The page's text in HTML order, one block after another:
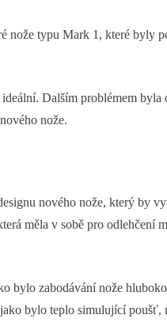
typu Mark 1, které byly
Dalším problémem
nože.
nového nože, který by
měla v sobě pro odlehčení
bylo zabodávání nože
bylo teplo simulující poušť,